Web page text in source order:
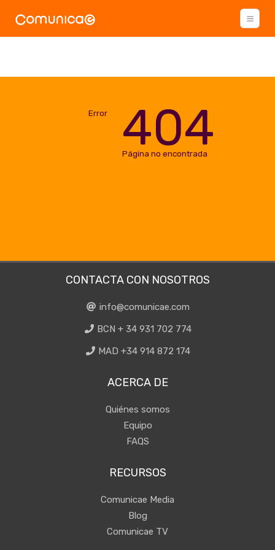
Error 404
Página no encontrada
CONTACTA CON NOSOTROS
info@comunicae.com
BCN + 34 931 702 774
MAD +34 914 872 174
ACERCA DE
Quiénes somos
Equipo
FAQS
RECURSOS
Comunicae Media
Blog
Comunicae TV